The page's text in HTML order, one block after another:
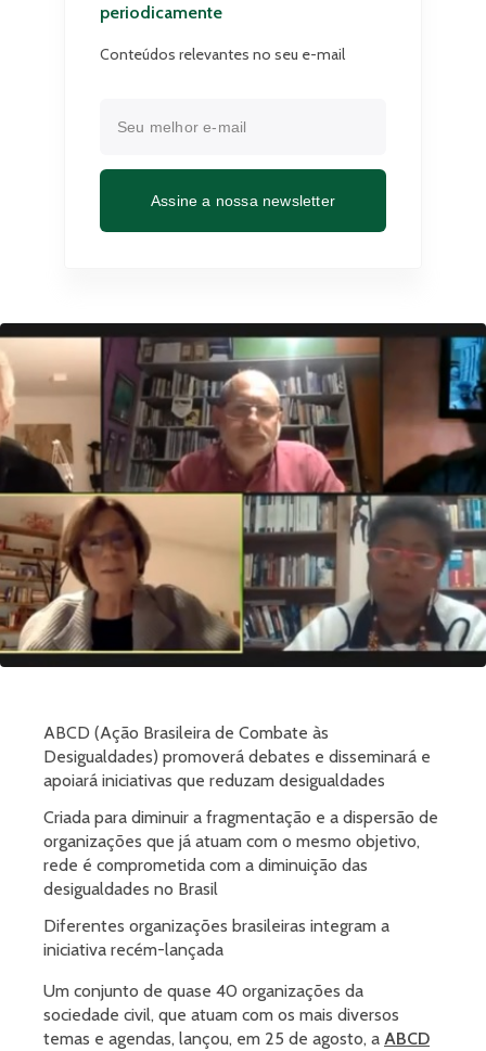
ABCD (Ação Brasileira de Combate às
Desigualdades) promoverá debates e disseminará e
apoiará iniciativas que reduzam desigualdades
Criada para diminuir a fragmentação e a dispersão de
organizações que já atuam com o mesmo objetivo,
rede é comprometida com a diminuição das
desigualdades no Brasil
Diferentes organizações brasileiras integram a
iniciativa recém-lançada
Um conjunto de quase 40 organizações da
sociedade civil, que atuam com os mais diversos
temas e agendas, lançou, em 25 de agosto, a ABCD
periodicamente
Conteúdos relevantes no seu e-mail
Assine a nossa newsletter